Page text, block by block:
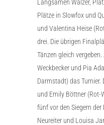
Langsamen Walzer,
Plätze in Slowfox und
und Valentina Heise
drei. Die übrigen
Tänzen gleich
Weckbecker und Pia
Darmstadt) das
und Emily Böttner (Rot-
fünf vor den Siegern
Neureiter und Louisa